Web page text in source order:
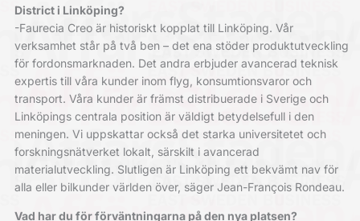
District i Linköping?
-Faurecia Creo är historiskt kopplat till Linköping. Vår
verksamhet står på två ben – det ena stöder produktutveckling
för fordonsmarknaden. Det andra erbjuder avancerad teknisk
expertis till våra kunder inom flyg, konsumtionsvaror och
transport. Våra kunder är främst distribuerade i Sverige och
Linköpings centrala position är väldigt betydelsefull i den
meningen. Vi uppskattar också det starka universitetet och
forskningsnätverket lokalt, särskilt i avancerad
materialutveckling. Slutligen är Linköping ett bekvämt nav för
alla eller bilkunder världen över, säger Jean-François Rondeau.
Vad har du för förväntningarna på den nya platsen?